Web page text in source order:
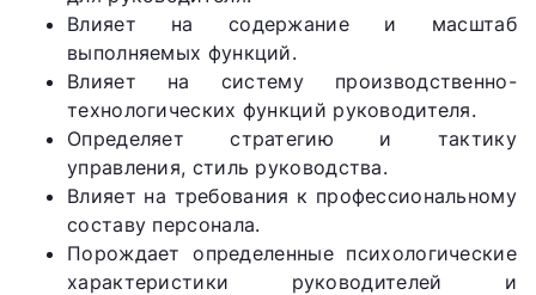
Влияет на содержание и масштаб
выполняемых функций.
Влияет на систему производственно-
технологических функций руководителя.
Определяет стратегию и тактику
управления, стиль руководства.
Влияет на требования к профессиональному
составу персонала.
Порождает определенные психологические
характеристики руководителей и